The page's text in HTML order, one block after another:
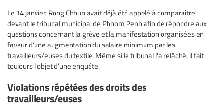
Le 14 janvier, Rong Chhun avait déjà été appelé à comparaître
devant le tribunal municipal de Phnom Penh afin de répondre aux
questions concernant la grève et la manifestation organisées en
faveur d'une augmentation du salaire minimum par les
travailleurs/euses du textile. Même si le tribunal l'a relâché, il fait
toujours l'objet d'une enquête.
Violations répétées des droits des
travailleurs/euses